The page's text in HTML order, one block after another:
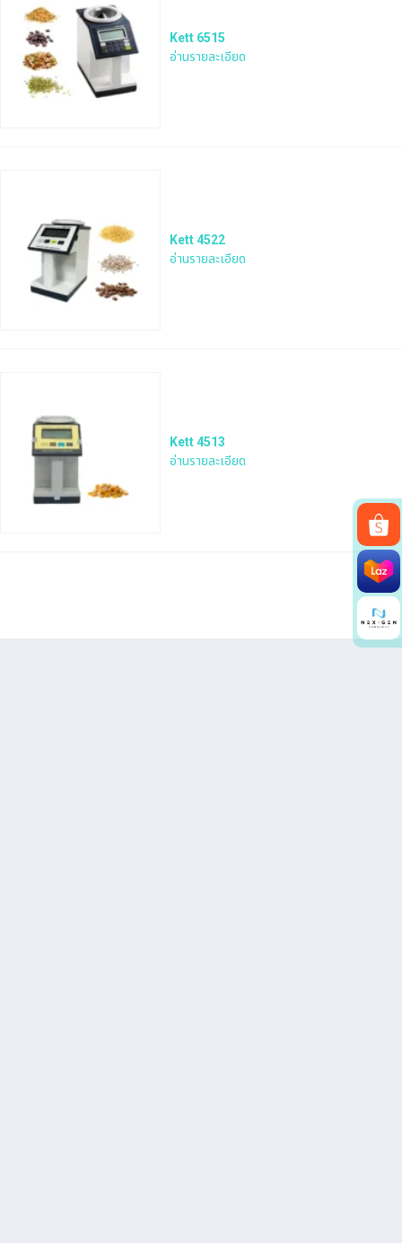
Kett 6515
อ่านรายละเอียด
Kett 4522
อ่านรายละเอียด
Kett 4513
อ่านรายละเอียด